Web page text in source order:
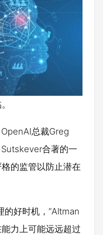
总裁Greg
合著的一
的监管以防止潜在
的好时机，”Altman
力上可能远远超过